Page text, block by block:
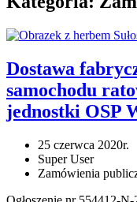
Dostawa
samochodu
jednostki OSP
25 czerwca 2020r.
Super User
Zamówienia